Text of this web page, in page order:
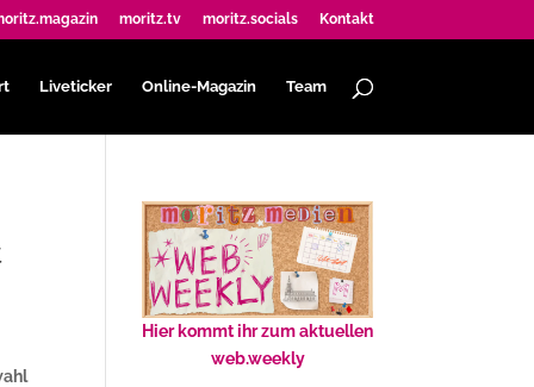
moritz.tv moritz.socials Kontakt
Liveticker Online-Magazin Team
Hier kommt ihr zum aktuellen
web.weekly